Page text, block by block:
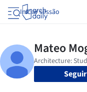
Iniciar sessão
Seguir